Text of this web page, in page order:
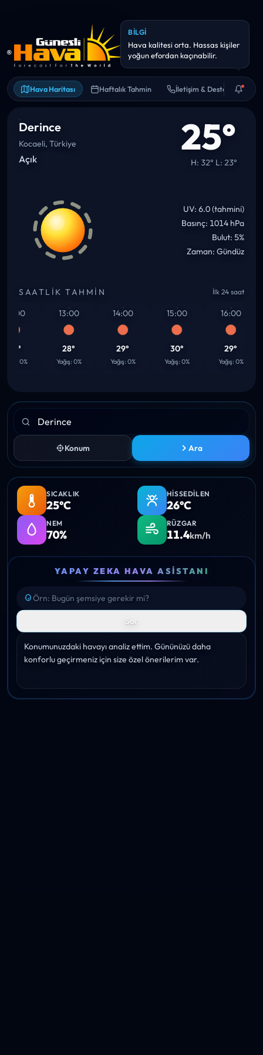
Hava Haritası Haftalık Tahmin İletişim & Destek
Derince
Kocaeli, Türkiye
Açık 25°
H: 32° L: 23°
UV: 6.0 (tahmini)
Basınç: 1014 hPa
Bulut: 5%
Zaman: Gündüz
SAATLIK TAHMIN İlk 24 saat
0%
13:00
28°
Yağış: 0%
14:00
29°
Yağış: 0%
15:00
30°
Yağış: 0%
16:00
29°
Yağış: 0%
Konum Ara
SICAKLIK
25°C
HISSEDILEN
26°C
NEM
70%
RÜZGAR
11.4km/h
YAPAY ZEKA HAVA ASISTANI
Sor
Konumunuzdaki havayı analiz ettim. Gününüzü daha
konforlu geçirmeniz için size özel önerilerim var.